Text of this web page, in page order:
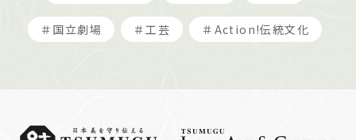
＃国立劇場 ＃工芸 ＃Action!伝統文化